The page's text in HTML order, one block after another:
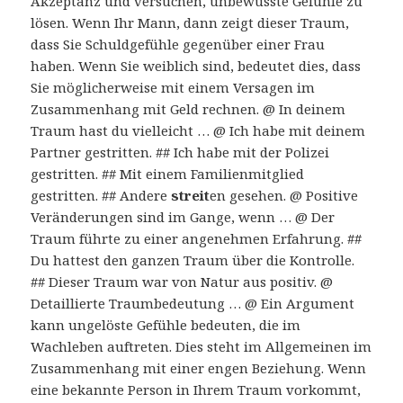
lösen. Wenn Ihr Mann, dann zeigt dieser Traum,
dass Sie Schuldgefühle gegenüber einer Frau
haben. Wenn Sie weiblich sind, bedeutet dies, dass
Sie möglicherweise mit einem Versagen im
Zusammenhang mit Geld rechnen. @ In deinem
Traum hast du vielleicht … @ Ich habe mit deinem
Partner gestritten. ## Ich habe mit der Polizei
gestritten. ## Mit einem Familienmitglied
gestritten. ## Anderestreiten gesehen. @ Positive
Veränderungen sind im Gange, wenn … @ Der
Traum führte zu einer angenehmen Erfahrung. ##
Du hattest den ganzen Traum über die Kontrolle.
## Dieser Traum war von Natur aus positiv. @
Detaillierte Traumbedeutung … @ Ein Argument
kann ungelöste Gefühle bedeuten, die im
Wachleben auftreten. Dies steht im Allgemeinen im
Zusammenhang mit einer engen Beziehung. Wenn
eine bekannte Person in Ihrem Traum vorkommt,